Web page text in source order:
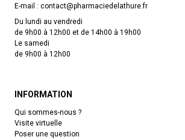
E-mail : contact@pharmaciedelathure.fr
Du lundi au vendredi
de 9h00 à 12h00 et de 14h00 à 19h00
Le samedi
de 9h00 à 12h00
INFORMATION
Qui sommes-nous ?
Visite virtuelle
Poser une question